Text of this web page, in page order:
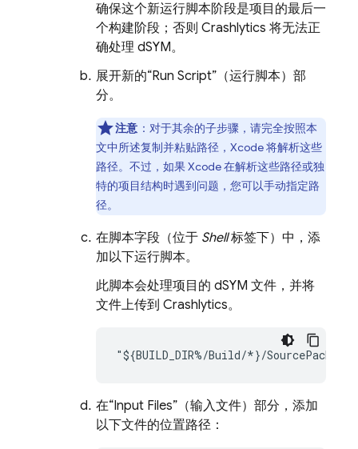
确保这个新运行脚本阶段是项目的最后一
个构建阶段；否则 Crashlytics 将无法正
确处理 dSYM。
展开新的“Run Script”（运行脚本） 部
分。
注意 ：对于其余的子步骤，请完全按照本
文中所述复制并粘贴路径，Xcode 将解析这些
路径。不过，如果 Xcode 在解析这些路径或独
特的项目结构时遇到问题，您可以手动指定路
径。
在脚本字段（位于 Shell标签下）中，添
加以下运行脚本。
此脚本会处理项目的 dSYM 文件，并将
文件上传到 Crashlytics。
"${BUILD_DIR%/Build/*}/
在“Input Files”（输入文件） 部分，添加
以下文件的位置路径：